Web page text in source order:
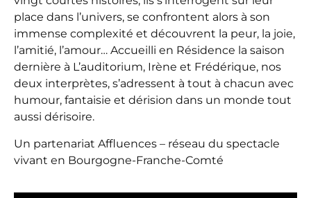
place dans l’univers, se confrontent alors à son
immense complexité et découvrent la peur, la joie,
l’amitié, l’amour… Accueilli en Résidence la saison
dernière à L’auditorium, Irène et Frédérique, nos
deux interprètes, s’adressent à tout à chacun avec
humour, fantaisie et dérision dans un monde tout
aussi dérisoire.
Un partenariat Affluences – réseau du spectacle
vivant en Bourgogne-Franche-Comté